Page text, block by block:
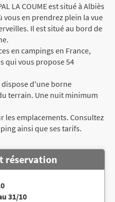
LA COUME est situé à Albiès
vous en prendrez plein la vue
Il est situé au bord de
en campings en France,
qui vous propose 54
dispose d'une borne
terrain. Une nuit minimum
les emplacements. Consultez
ainsi que ses tarifs.
réservation
31/10